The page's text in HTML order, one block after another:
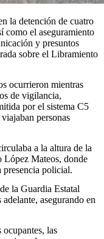
la detención de cuatro
como el aseguramiento
y presuntos
sobre el Libramiento
ocurrieron mientras
de vigilancia,
por el sistema C5
personas
a la altura de la
Mateos, donde
presencia policial.
la Guardia Estatal
asegurando en
las